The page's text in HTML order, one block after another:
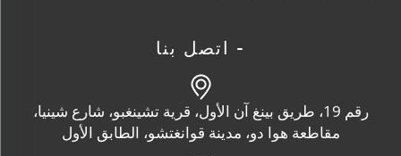
- اتصل بنا
رقم 19، طريق بينغ آن الأول، قرية تشينغبو، شارع شينيا،
مقاطعة هوا دو، مدينة قوانغتشو، الطابق الأول